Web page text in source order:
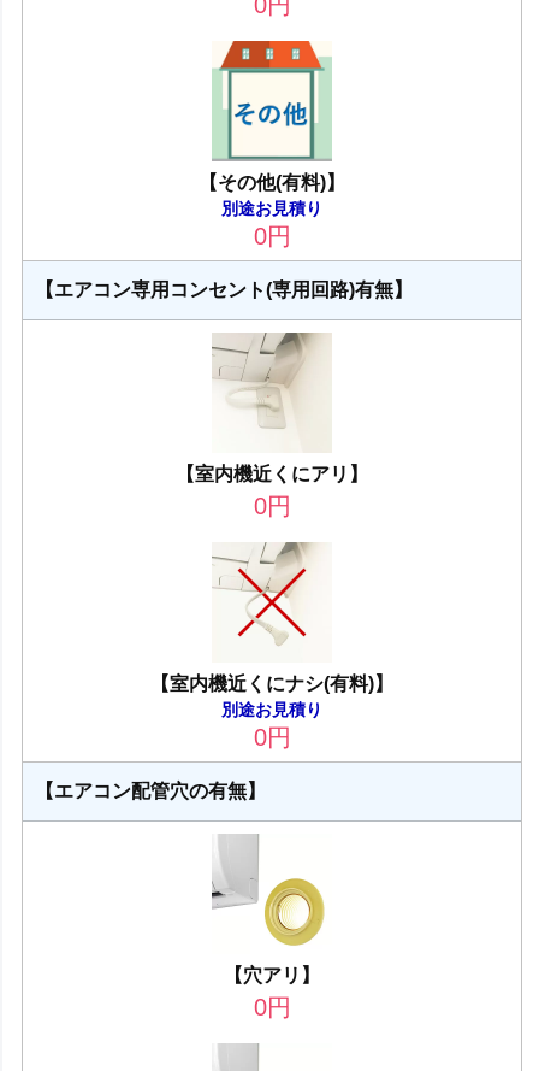
【その他(有料)】
別途お見積り
0円
【エアコン専用コンセント(専用回路)有無】
【室内機近くにアリ】
0円
【室内機近くにナシ(有料)】
別途お見積り
0円
【エアコン配管穴の有無】
【穴アリ】
0円